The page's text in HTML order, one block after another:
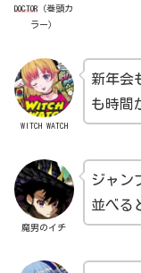
DOCTOR （巻頭カ
ラー）
WITCH WATCH
新年会
も時間
魔男のイチ
ジャン
並べる